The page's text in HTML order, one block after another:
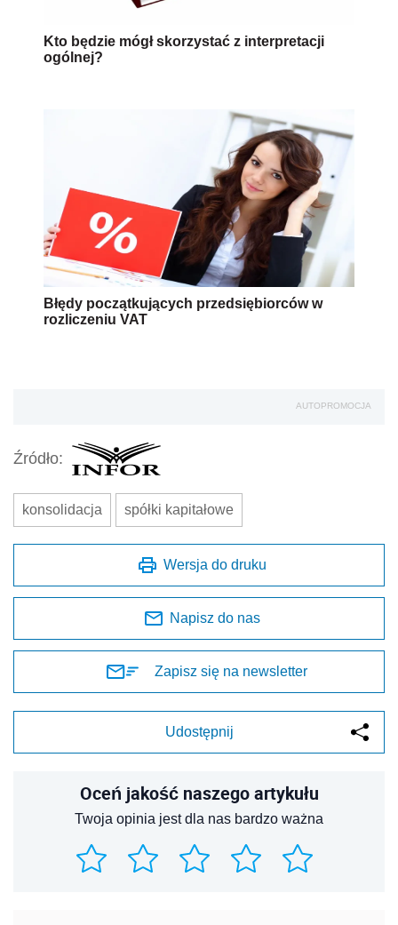
Kto będzie mógł skorzystać z interpretacji
ogólnej?
Błędy początkujących przedsiębiorców w
rozliczeniu VAT
AUTOPROMOCJA
Źródło:
konsolidacja spółki kapitałowe
Wersja do druku
Napisz do nas
Zapisz się na newsletter
Udostępnij
Oceń jakość naszego artykułu
Twoja opinia jest dla nas bardzo ważna